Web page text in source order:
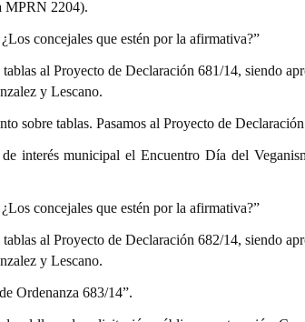
MPRN 2204).
concejales que estén por la afirmativa?”
al Proyecto de Declaración 681/14, siendo
y Lescano.
sobre tablas. Pasamos al Proyecto de
de interés municipal el Encuentro Día del
concejales que estén por la afirmativa?”
al Proyecto de Declaración 682/14, siendo
y Lescano.
Ordenanza 683/14”.